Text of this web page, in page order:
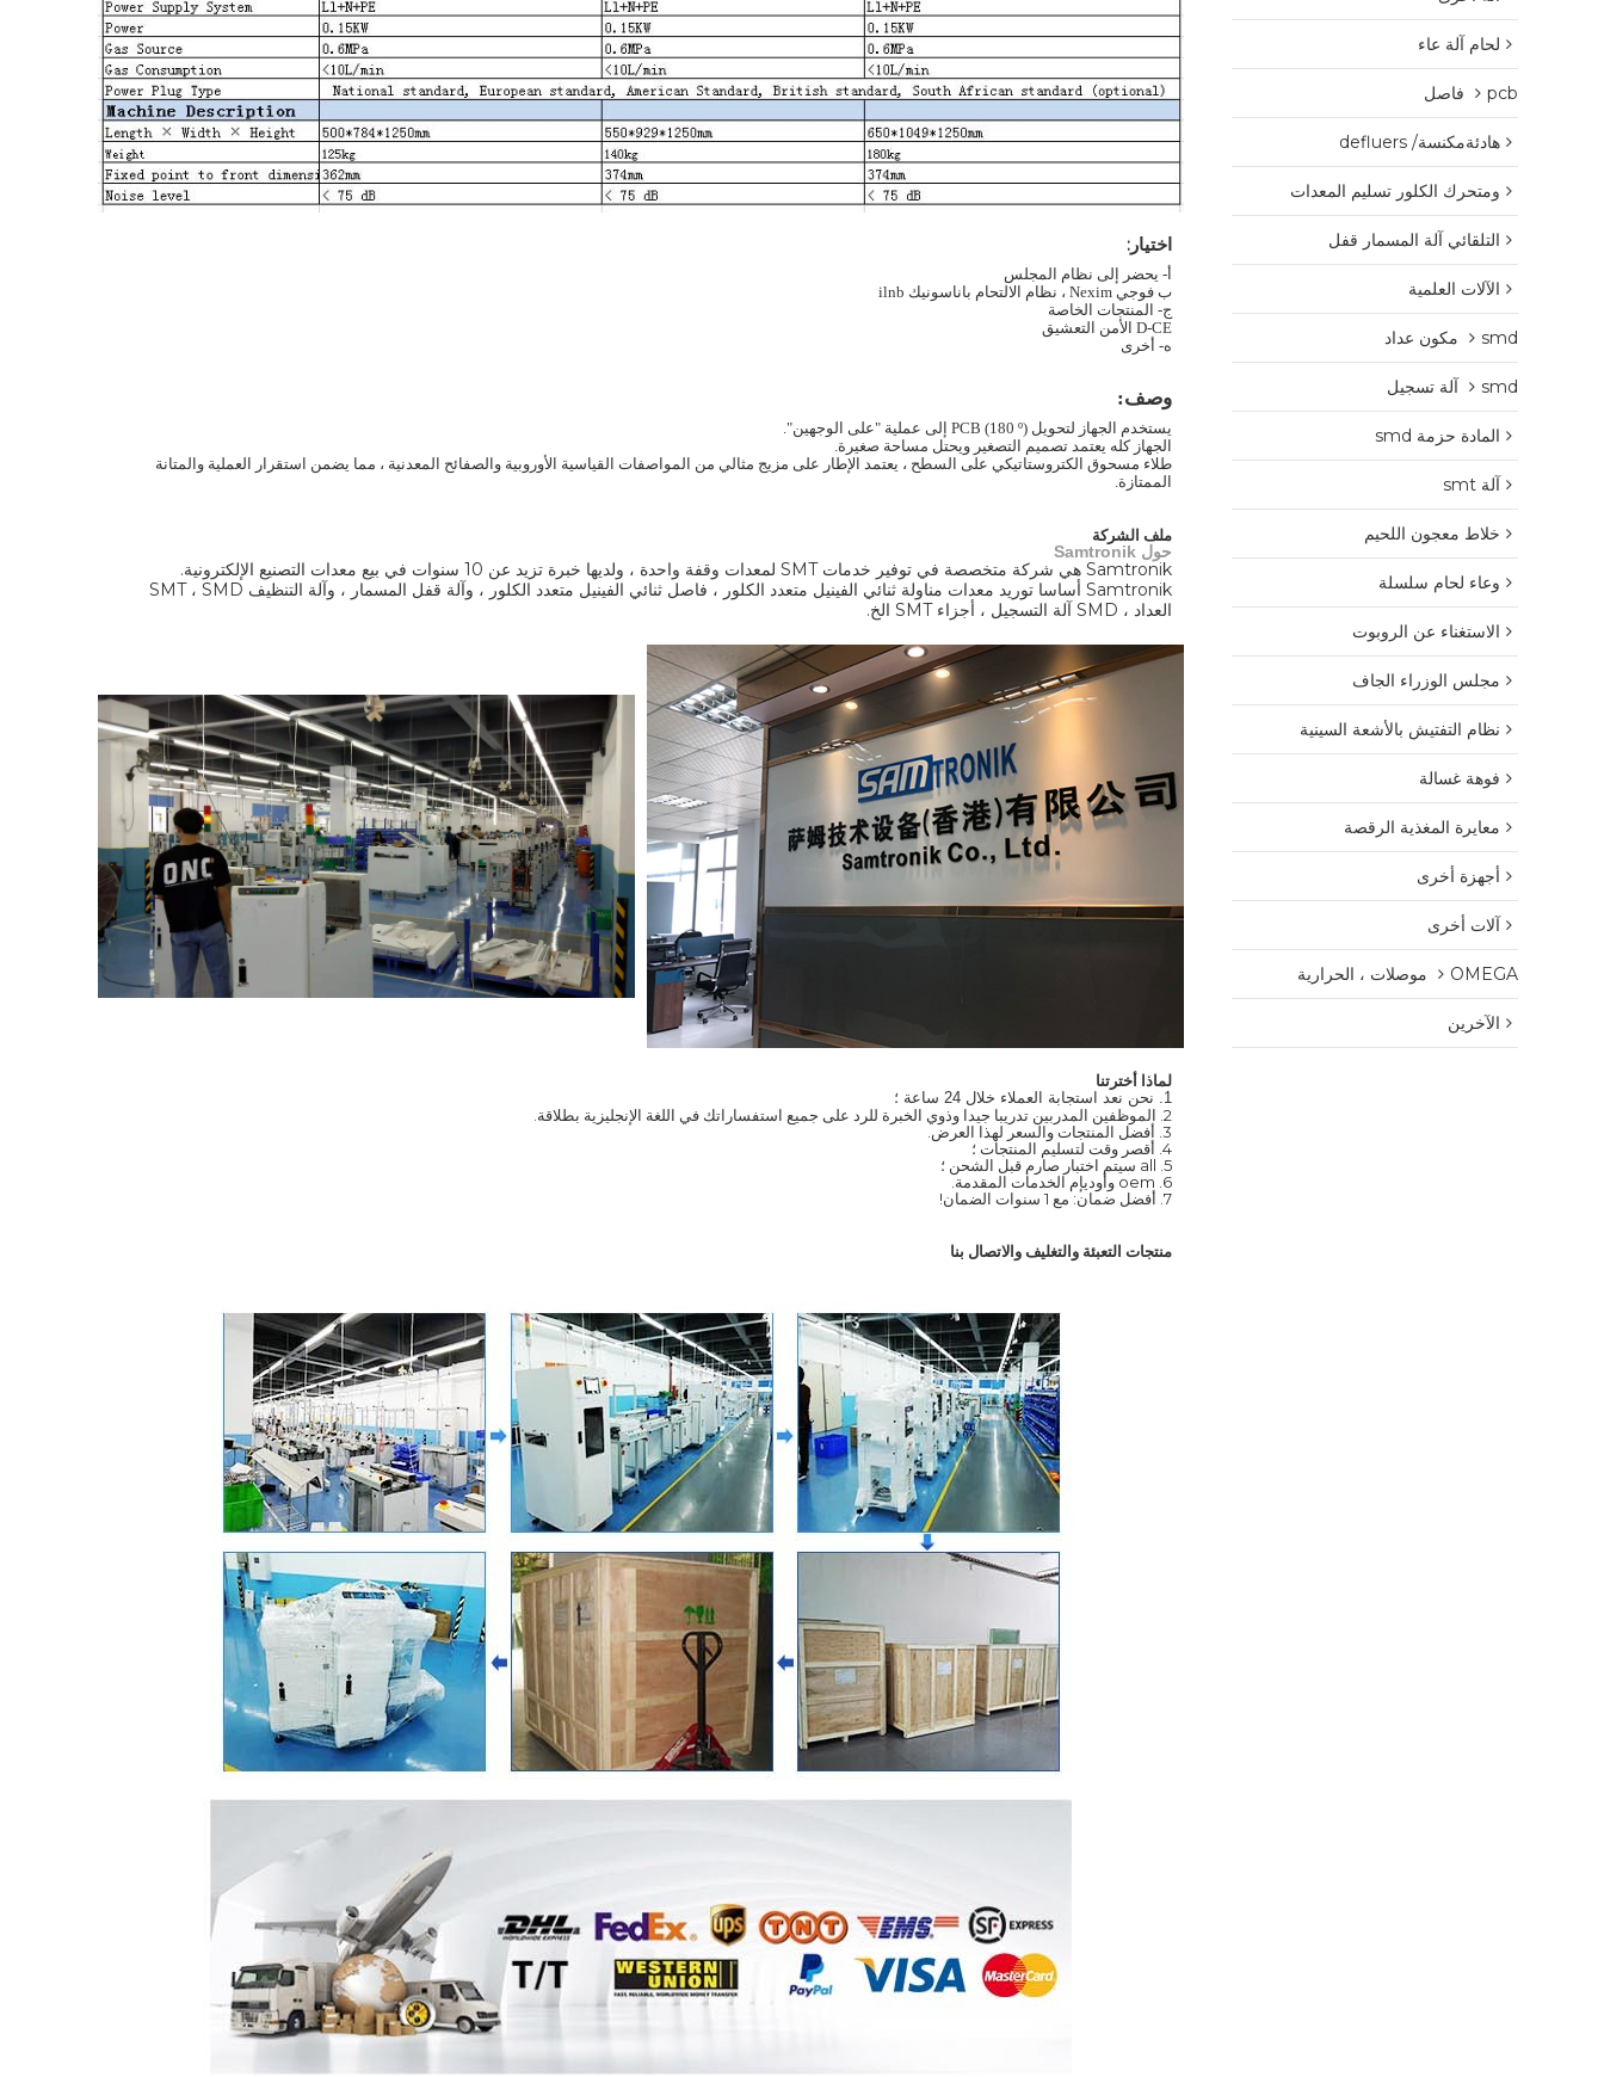
لحام آلة عاء
pcb فاصل
هادئةمكنسة/ defluers
ومتحرك الكلور تسليم المعدات
التلقائي آلة المسمار قفل
الآلات العلمية
smd مكون عداد
smd آلة تسجيل
المادة حزمة smd
آلة smt
خلاط معجون اللحيم
وعاء لحام سلسلة
الاستغناء عن الروبوت
مجلس الوزراء الجاف
نظام التفتيش بالأشعة السينية
فوهة غسالة
معايرة المغذية الرقصة
أجهزة أخرى
آلات أخرى
OMEGA موصلات ، الحرارية
الآخرين
اختيار:
أ- يحضر إلى نظام المجلس
ب فوجي Nexim ، نظام الالتحام باناسونيك ilnb
ج- المنتجات الخاصة
D-CE الأمن التعشيق
ه- أخرى
وصف:
يستخدم الجهاز لتحويل PCB (180 º) إلى عملية "على الوجهين".
الجهاز كله يعتمد تصميم التصغير ويحتل مساحة صغيرة.
طلاء مسحوق الكتروستاتيكي على السطح ، يعتمد الإطار على مزيج مثالي من المواصفات القياسية الأوروبية والصفائح المعدنية ، مما يضمن استقرار العملية والمتانة
الممتازة.
ملف الشركة
حول Samtronik
Samtronik هي شركة متخصصة في توفير خدمات SMT لمعدات وقفة واحدة ، ولديها خبرة تزيد عن 10 سنوات في بيع معدات التصنيع الإلكترونية.
Samtronik أساسا توريد معدات مناولة ثنائي الفينيل متعدد الكلور ، فاصل ثنائي الفينيل متعدد الكلور ، وآلة قفل المسمار ، وآلة التنظيف SMT ، SMD
العداد ، SMD آلة التسجيل ، أجزاء SMT الخ.
لماذا أخترتنا
1. نحن نعد استجابة العملاء خلال 24 ساعة ؛
2. الموظفين المدربين تدريبا جيدا وذوي الخبرة للرد على جميع استفساراتك في اللغة الإنجليزية بطلاقة.
3. أفضل المنتجات والسعر لهذا العرض.
4. أقصر وقت لتسليم المنتجات ؛
5. all سيتم اختبار صارم قبل الشحن ؛
6. oem وأوديإم الخدمات المقدمة.
7. أفضل ضمان: مع 1 سنوات الضمان!
منتجات التعبئة والتغليف والاتصال بنا